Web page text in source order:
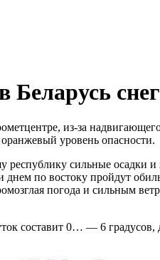
Беларусь
из-за
уровень опасности.
республику сильные осадки
по востоку пройдут
погода и сильным
составит 0… — 6